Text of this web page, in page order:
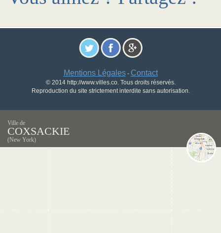
Mentions Légales- Contact
© 2014 http://www.villes.co. Tous droits réservés.
Reproduction du site strictement interdite sans autorisation.
Ville de
COXSACKIE
(New York)